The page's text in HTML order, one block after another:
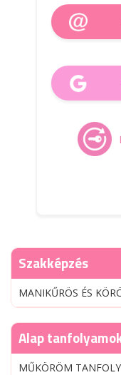
Szakképzés
MANIKŰRÖS ÉS
Alap
MŰKÖRÖM